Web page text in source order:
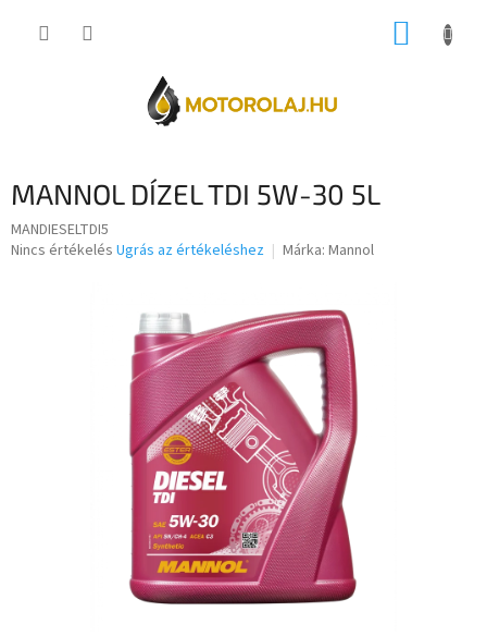
KOSÁR
MANNOL DÍZEL TDI 5W-30 5L
MANDIESELTDI5
A
Nincs értékelés Ugrás az értékeléshez Márka: Mannol